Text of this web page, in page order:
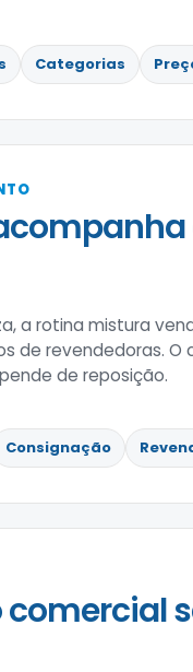
Categorias
a rotina mistura
de revendedoras.
de reposição.
Consignação